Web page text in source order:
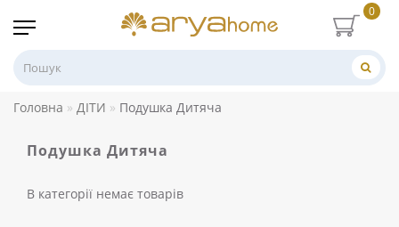
0
Головна ДІТИ Подушка Дитяча
Подушка Дитяча
В категорії немає товарів